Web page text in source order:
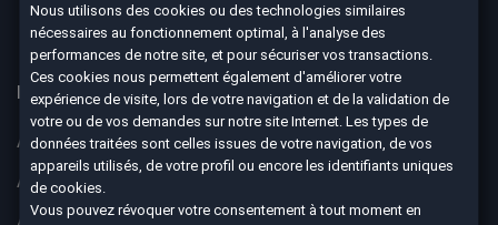
8590 avis Google
Nos 67 agences à votre service dans toute la France
Aix-en-Provence
Ajaccio
Albertville
Nous utilisons des cookies ou des technologies similaires
nécessaires au fonctionnement optimal, à l'analyse des
performances de notre site, et pour sécuriser vos transactions.
Ces cookies nous permettent également d'améliorer votre
expérience de visite, lors de votre navigation et de la validation de
votre ou de vos demandes sur notre site Internet. Les types de
données traitées sont celles issues de votre navigation, de vos
appareils utilisés, de votre profil ou encore les identifiants uniques
de cookies.
Vous pouvez révoquer votre consentement à tout moment en